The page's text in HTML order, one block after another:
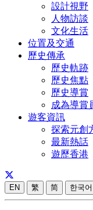
設計視野
人物訪談
文化生活
位置及交通
歷史傳承
歷史軌跡
歷史焦點
歷史導賞
成為導賞
遊客資訊
探索元創
最新熱話
遊歷香港
EN 繁 简 한국어